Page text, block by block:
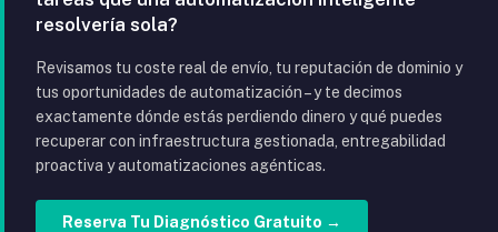
resolvería sola?
Revisamos tu coste real de envío, tu reputación de dominio y
tus oportunidades de automatización – y te decimos
exactamente dónde estás perdiendo dinero y qué puedes
recuperar con infraestructura gestionada, entregabilidad
proactiva y automatizaciones agénticas.
Reserva Tu Diagnóstico Gratuito →